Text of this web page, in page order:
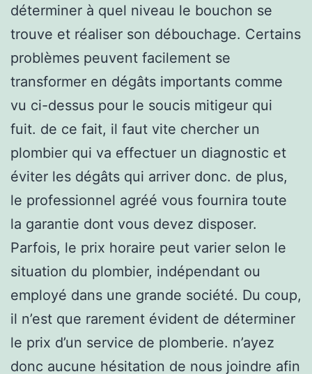
déterminer à quel niveau le bouchon se
trouve et réaliser son débouchage. Certains
problèmes peuvent facilement se
transformer en dégâts importants comme
vu ci-dessus pour le soucis mitigeur qui
fuit. de ce fait, il faut vite chercher un
plombier qui va effectuer un diagnostic et
éviter les dégâts qui arriver donc. de plus,
le professionnel agréé vous fournira toute
la garantie dont vous devez disposer.
Parfois, le prix horaire peut varier selon le
situation du plombier, indépendant ou
employé dans une grande société. Du coup,
il n’est que rarement évident de déterminer
le prix d’un service de plomberie. n’ayez
donc aucune hésitation de nous joindre afin